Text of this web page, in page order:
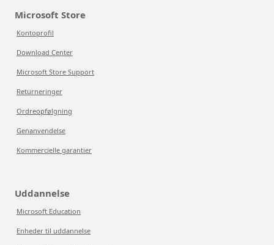
Microsoft Store
Kontoprofil
Download Center
Microsoft Store Support
Returneringer
Ordreopfølgning
Genanvendelse
Kommercielle garantier
Uddannelse
Microsoft Education
Enheder til uddannelse